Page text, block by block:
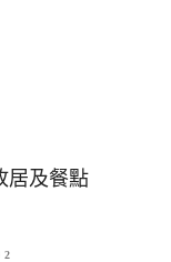
居及餐點
2